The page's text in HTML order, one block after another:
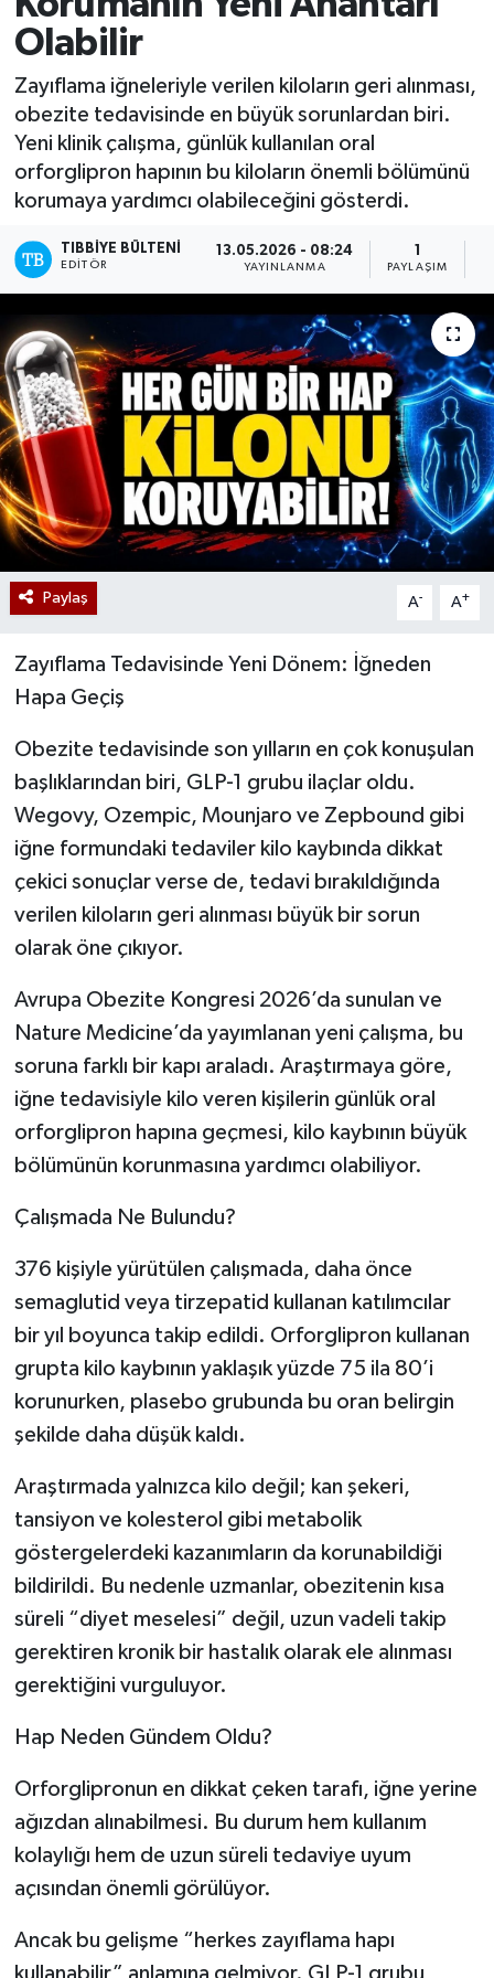
Olabilir
Zayıflama iğneleriyle verilen kiloların geri alınması,
obezite tedavisinde en büyük sorunlardan biri.
Yeni klinik çalışma, günlük kullanılan oral
orforglipron hapının bu kiloların önemli bölümünü
korumaya yardımcı olabileceğini gösterdi.
TIBBIYE BÜLTENI
EDITÖR
13.05.2026 - 08:24
YAYINLANMA PAYLAŞIM
Paylaş A- A+
Zayıflama Tedavisinde Yeni Dönem: İğneden
Hapa Geçiş
Obezite tedavisinde son yılların en çok konuşulan
başlıklarından biri, GLP-1 grubu ilaçlar oldu.
Wegovy, Ozempic, Mounjaro ve Zepbound gibi
iğne formundaki tedaviler kilo kaybında dikkat
çekici sonuçlar verse de, tedavi bırakıldığında
verilen kiloların geri alınması büyük bir sorun
olarak öne çıkıyor.
Avrupa Obezite Kongresi 2026’da sunulan ve
Nature Medicine’da yayımlanan yeni çalışma, bu
soruna farklı bir kapı araladı. Araştırmaya göre,
iğne tedavisiyle kilo veren kişilerin günlük oral
orforglipron hapına geçmesi, kilo kaybının büyük
bölümünün korunmasına yardımcı olabiliyor.
Çalışmada Ne Bulundu?
376 kişiyle yürütülen çalışmada, daha önce
semaglutid veya tirzepatid kullanan katılımcılar
bir yıl boyunca takip edildi. Orforglipron kullanan
grupta kilo kaybının yaklaşık yüzde 75 ila 80’i
korunurken, plasebo grubunda bu oran belirgin
şekilde daha düşük kaldı.
Araştırmada yalnızca kilo değil; kan şekeri,
tansiyon ve kolesterol gibi metabolik
göstergelerdeki kazanımların da korunabildiği
bildirildi. Bu nedenle uzmanlar, obezitenin kısa
süreli “diyet meselesi” değil, uzun vadeli takip
gerektiren kronik bir hastalık olarak ele alınması
gerektiğini vurguluyor.
Hap Neden Gündem Oldu?
Orforglipronun en dikkat çeken tarafı, iğne yerine
ağızdan alınabilmesi. Bu durum hem kullanım
kolaylığı hem de uzun süreli tedaviye uyum
açısından önemli görülüyor.
Ancak bu gelişme “herkes zayıflama hapı
kullanabilir” anlamına gelmiyor. GLP-1 grubu
Mevzuat